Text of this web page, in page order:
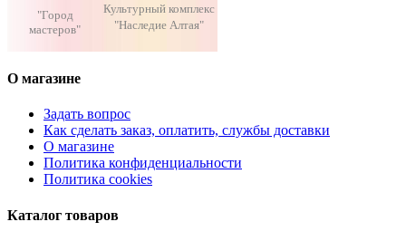
"Город
мастеров"
Культурный комплекс
"Наследие Алтая"
О магазине
Задать вопрос
Как сделать заказ, оплатить, службы доставки
О магазине
Политика конфиденциальности
Политика cookies
Каталог товаров